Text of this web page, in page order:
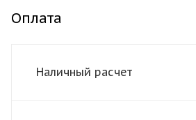
Оплата
Наличный расчет